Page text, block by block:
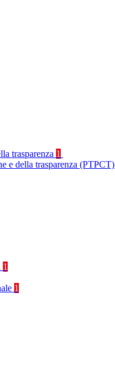
trasparenza 1
e della trasparenza (PTPCT)
1
1